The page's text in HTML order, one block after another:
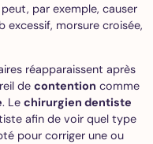
par exemple, causer
excessif, morsure croisée,
réapparaissent après
de contention comme
. Le chirurgien dentiste
afin de voir quel type
pour corriger une ou